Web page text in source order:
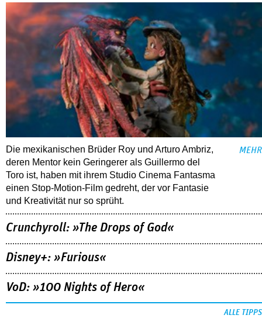
Die mexikanischen Brüder Roy und Arturo Ambriz,
deren Mentor kein Geringerer als Guillermo del
Toro ist, haben mit ihrem Studio Cinema Fantasma
einen Stop-Motion-Film gedreht, der vor Fantasie
und Kreativität nur so sprüht.
MEHR
Crunchyroll: »The Drops of God«
Disney+: »Furious«
VoD: »100 Nights of Hero«
ALLE TIPPS